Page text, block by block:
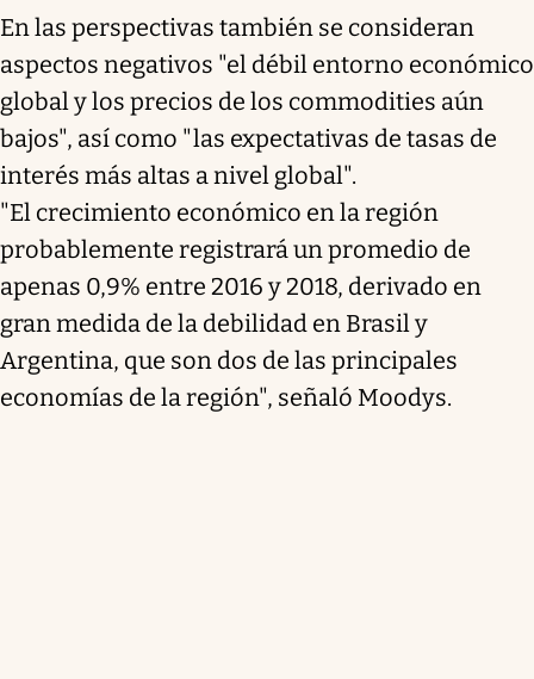
En las perspectivas también se consideran
aspectos negativos "el débil entorno económico
global y los precios de los commodities aún
bajos", así como "las expectativas de tasas de
interés más altas a nivel global".
"El crecimiento económico en la región
probablemente registrará un promedio de
apenas 0,9% entre 2016 y 2018, derivado en
gran medida de la debilidad en Brasil y
Argentina, que son dos de las principales
economías de la región", señaló Moodys.